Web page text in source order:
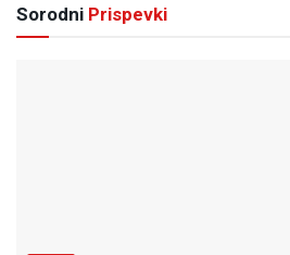
Sorodni Prispevki